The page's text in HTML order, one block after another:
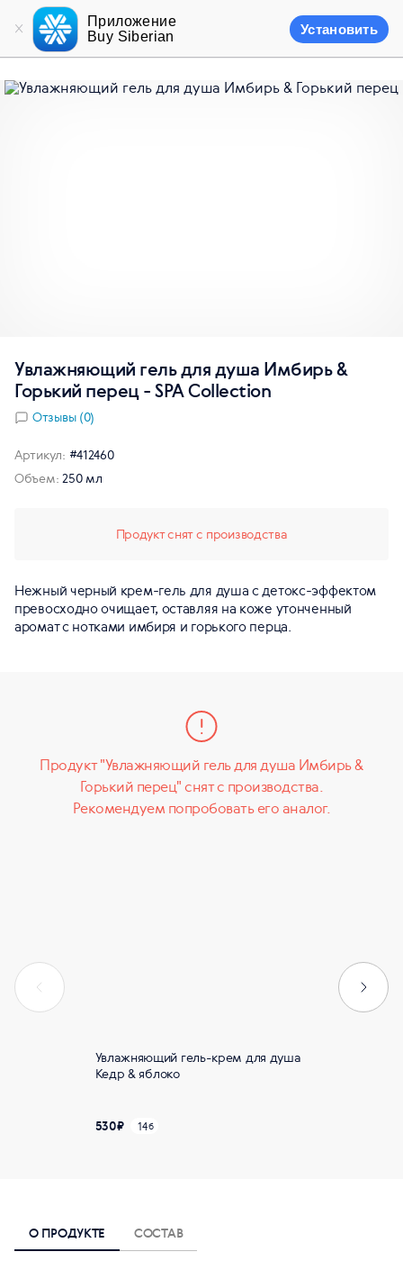
Приложение
Buy Siberian
Установить
Увлажняющий гель для душа Имбирь &
Горький перец - SPA Collection
Отзывы (0)
Нежный черный крем-гель для душа с детокс-эффектом
превосходно очищает, оставляя на коже утонченный
аромат с нотками имбиря и горького перца.
Продукт снят с производства
Артикул: #412460
Объем: 250 мл
Продукт "Увлажняющий гель для душа Имбирь &
Горький перец" снят с производства.
Рекомендуем попробовать его аналог.
Увлажняющий гель-крем для душа
Кедр & яблоко
530₽ 14б
О ПРОДУКТЕ СОСТАВ